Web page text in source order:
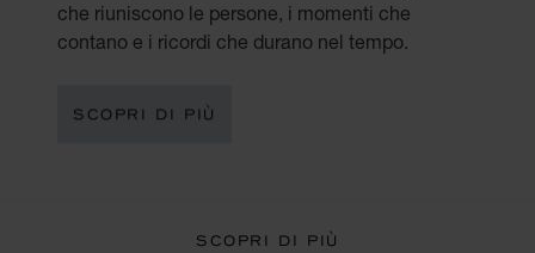
che riuniscono le persone, i momenti che
contano e i ricordi che durano nel tempo.
SCOPRI DI PIÙ
SCOPRI DI PIÙ